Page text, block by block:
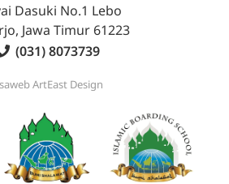
Dasuki No.1 Lebo
Jawa Timur 61223
(031) 8073739
ArtEast Design